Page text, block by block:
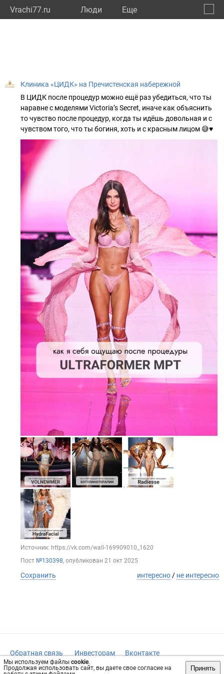
Vrachi77.ru Люди Eще
Мы используем файлы cookie.
Продолжая использовать сайт, вы даете свое согласие на
Принять
Клиника «ЦИДК» на Пречистенская набережной
В ЦИДК после процедур можно ещё раз убедиться, что ты
наравне с моделями Victoria’s Secret, иначе как объяснить
то чувство после процедур, когда ты идёшь довольная и с
чувством того, что ты богиня, хоть и с красным лицом 😅♥️
Источник: https://vk.com/wall-169909010_1620
Пост №130398, опубликован 21 окт 2025
Сохранить интересно / не интересно
Обратная связь Инвесторам
Вконтакте
vrachi77.ru, 2019-2026 гг.